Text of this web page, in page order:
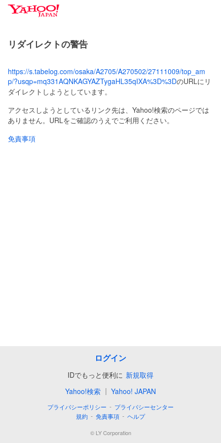
Y
o
o
J
A
P
A
N
リダイレクトの警告
https://s.tabelog.com/osaka/A2705/A270502/27111009/top_am
p/?usqp=mq331AQNKAGYAZTygaHL35qIXA%3D%3DのURLにリ
ダイレクトしようとしています。
アクセスしようとしているリンク先は、Yahoo!検索のページでは
ありません。URLをご確認のうえでご利用ください。
免責事項
ログイン
IDでもっと便利に 新規取得
Yahoo!検索 | Yahoo! JAPAN
プライバシーポリシー - プライバシーセンター
規約 - 免責事項 - ヘルプ
© LY Corporation